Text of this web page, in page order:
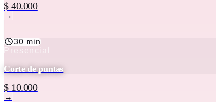
$ 40.000
→
30 min
Presencial
Corte de puntas
$ 10.000
→